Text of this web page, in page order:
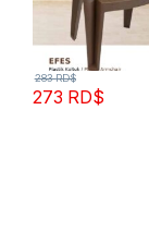
273 RD$
283RD$